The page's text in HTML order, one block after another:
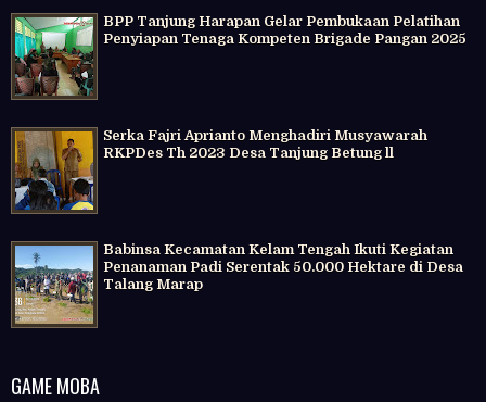
BPP Tanjung Harapan Gelar Pembukaan Pelatihan
Penyiapan Tenaga Kompeten Brigade Pangan 2025
Serka Fajri Aprianto Menghadiri Musyawarah
RKPDes Th 2023 Desa Tanjung Betung ll
Babinsa Kecamatan Kelam Tengah Ikuti Kegiatan
Penanaman Padi Serentak 50.000 Hektare di Desa
Talang Marap
GAME MOBA